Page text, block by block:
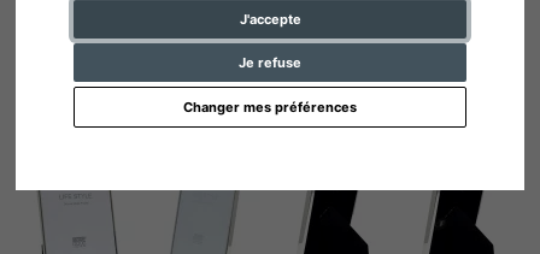
J'accepte
Je refuse
Changer mes préférences